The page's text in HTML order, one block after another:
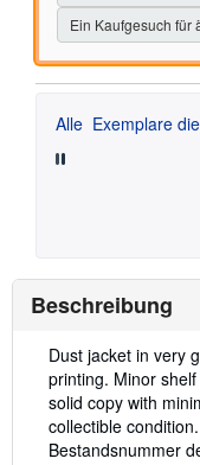
Ein Kaufgesuch für
Alle Exemplare
Beschreibung
Beschreibung:
Dust jacket in very
printing. Minor
solid copy with
collectible
Bestandsnummer